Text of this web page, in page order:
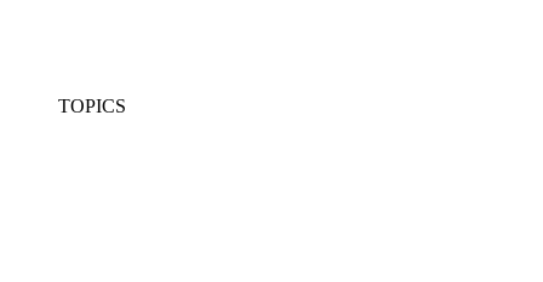
TOPICS